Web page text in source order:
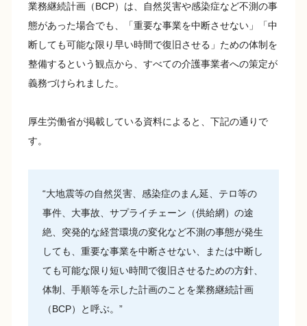
業務継続計画（BCP）は、自然災害や感染症など不測の事
態があった場合でも、「重要な事業を中断させない」「中
断しても可能な限り早い時間で復旧させる」ための体制を
整備するという観点から、すべての介護事業者への策定が
義務づけられました。
厚生労働省が掲載している資料によると、下記の通りで
す。
“大地震等の自然災害、感染症のまん延、テロ等の
事件、大事故、サプライチェーン（供給網）の途
絶、突発的な経営環境の変化など不測の事態が発生
しても、重要な事業を中断させない、または中断し
ても可能な限り短い時間で復旧させるための方針、
体制、手順等を示した計画のことを業務継続計画
（BCP）と呼ぶ。”